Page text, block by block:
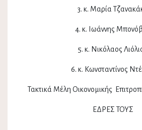
3. κ. Μαρία
4. κ. Ιωάννης
5. κ. Νικόλαος
6. κ. Κωνσταντίνος
Τακτικά Μέλη Οικονομικής
ΕΔΡΕΣ ΤΟΥΣ